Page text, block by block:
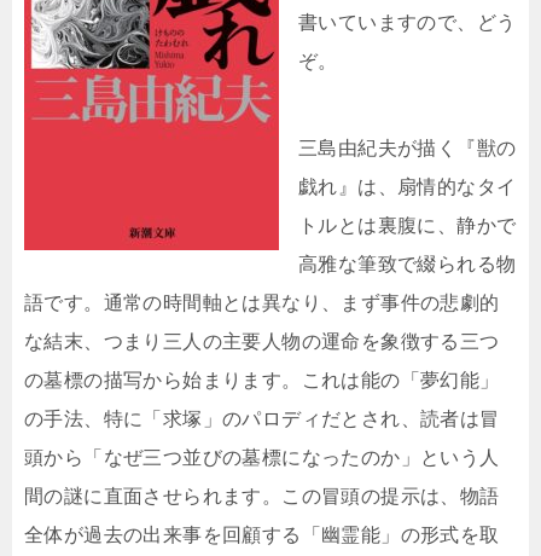
書いていますので、どう
ぞ。
三島由紀夫が描く『獣の
戯れ』は、扇情的なタイ
トルとは裏腹に、静かで
高雅な筆致で綴られる物
語です。通常の時間軸とは異なり、まず事件の悲劇的
な結末、つまり三人の主要人物の運命を象徴する三つ
の墓標の描写から始まります。これは能の「夢幻能」
の手法、特に「求塚」のパロディだとされ、読者は冒
頭から「なぜ三つ並びの墓標になったのか」という人
間の謎に直面させられます。この冒頭の提示は、物語
全体が過去の出来事を回顧する「幽霊能」の形式を取